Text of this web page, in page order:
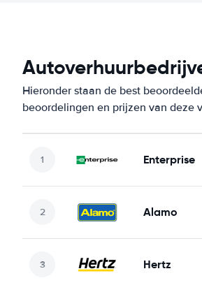
Hieronder staan de best
beoordelingen en prijzen van deze
Enterprise
Alamo
Hertz